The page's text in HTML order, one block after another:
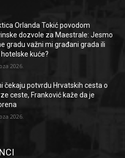
Orlanda Tokić povodom
dozvole za Maestrale: Jesmo
gradu važni mi građani grada ili
kuće?
2026.
čekaju potvrdu Hrvatskih cesta o
ceste, Franković kaže da je
2026.